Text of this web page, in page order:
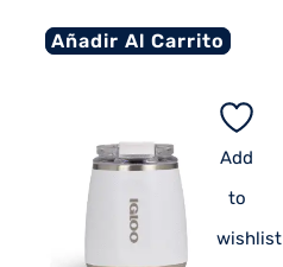
Añadir Al Carrito
Add
to
wishlist